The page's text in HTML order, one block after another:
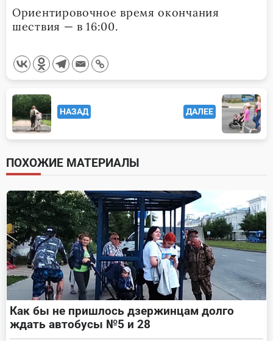
Ориентировочное время окончания
шествия — в 16:00.
<span
class="nav-
subtitle
screen-
reader-
text">Page</span>
НАЗАД ДАЛЕЕ
ПОХОЖИЕ МАТЕРИАЛЫ
Как бы не пришлось дзержинцам долго
ждать автобусы №5 и 28